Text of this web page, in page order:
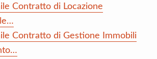
Contratto di Locazione
Contratto di Gestione Immobili